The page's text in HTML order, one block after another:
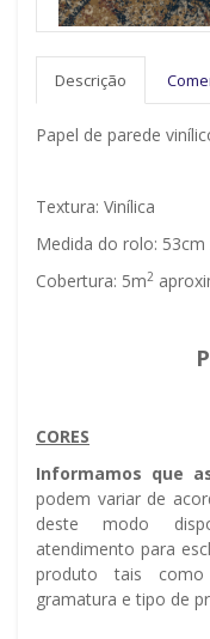
Descrição
Papel de parede
Textura: Vinílica
Medida do rolo: 53cm
Cobertura: 5m2
CORES
Informamos que
podem variar de
deste modo
atendimento para
produto tais como
gramatura e tipo de